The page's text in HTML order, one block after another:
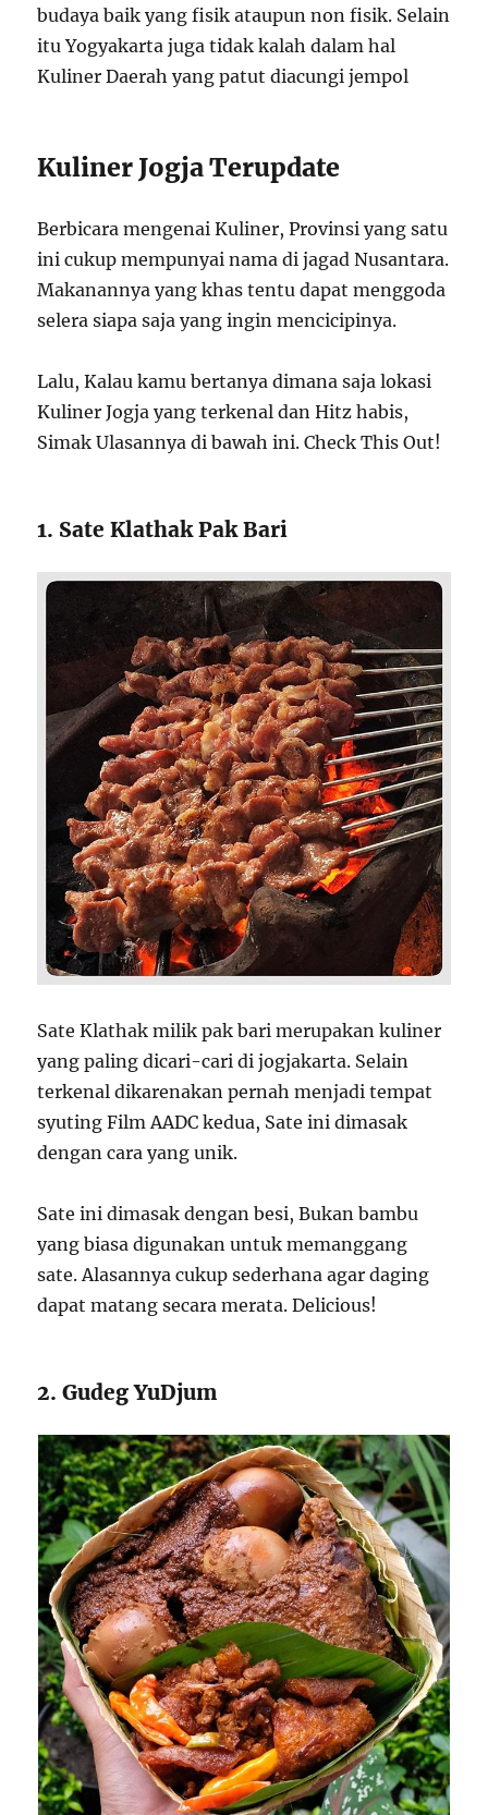
budaya baik yang fisik ataupun non fisik. Selain
itu Yogyakarta juga tidak kalah dalam hal
Kuliner Daerah yang patut diacungi jempol
Kuliner Jogja Terupdate
Berbicara mengenai Kuliner, Provinsi yang satu
ini cukup mempunyai nama di jagad Nusantara.
Makanannya yang khas tentu dapat menggoda
selera siapa saja yang ingin mencicipinya.
Lalu, Kalau kamu bertanya dimana saja lokasi
Kuliner Jogja yang terkenal dan Hitz habis,
Simak Ulasannya di bawah ini. Check This Out!
1. Sate Klathak Pak Bari
Sate Klathak milik pak bari merupakan kuliner
yang paling dicari-cari di jogjakarta. Selain
terkenal dikarenakan pernah menjadi tempat
syuting Film AADC kedua, Sate ini dimasak
dengan cara yang unik.
Sate ini dimasak dengan besi, Bukan bambu
yang biasa digunakan untuk memanggang
sate. Alasannya cukup sederhana agar daging
dapat matang secara merata. Delicious!
2. Gudeg YuDjum